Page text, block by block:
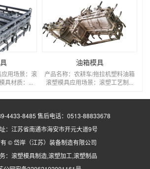
用场景：滚
具材质：...
油箱模具
产品名称：农耕车/拖拉机塑料油箱
滚塑模具应用场景：滚塑工艺制...
4433-8485 售后电话：0513-88833678
：江苏省南通市海安市开元大道9号
© 岱岸（江苏）装备制造有限公司
： 滚塑模具制造,滚塑加工,滚塑制品